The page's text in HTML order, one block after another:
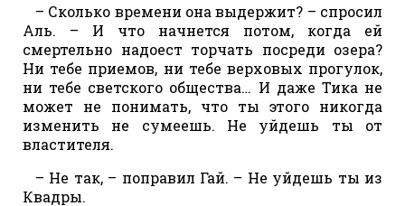
– Сколько времени она выдержит? – спросил
Аль. – И что начнется потом, когда ей
смертельно надоест торчать посреди озера?
Ни тебе приемов, ни тебе верховых прогулок,
ни тебе светского общества… И даже Тика не
может не понимать, что ты этого никогда
изменить не сумеешь. Не уйдешь ты от
властителя.
– Не так, – поправил Гай. – Не уйдешь ты из
Квадры.